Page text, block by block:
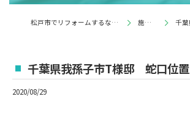
松戸市でリフォームするなら壱建株式会社 施工事例 千葉県
千葉県我孫子市T様邸 蛇口位
2020/08/29